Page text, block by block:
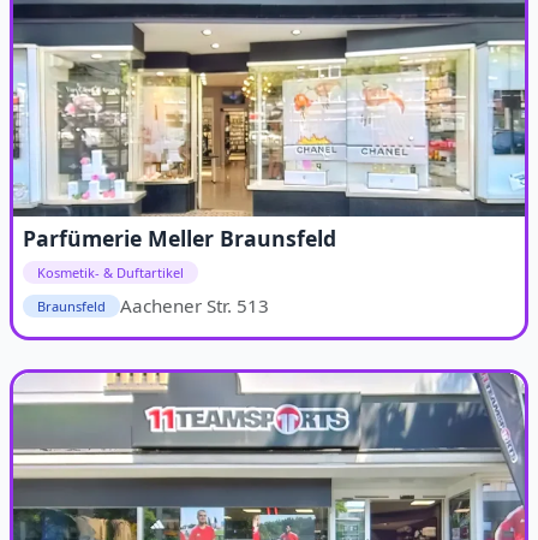
Parfümerie Meller Braunsfeld
Kosmetik- & Duftartikel
Braunsfeld
Aachener Str. 513